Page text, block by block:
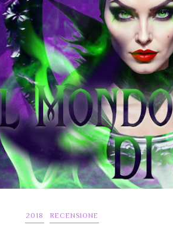
2018 RECENSIONE